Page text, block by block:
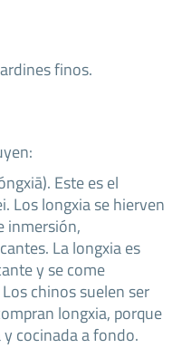
finos.
Este es el
Los longxia se hierven
inmersión,
La longxia es
y se come
chinos suelen ser
longxia, porque
cocinada a fondo.